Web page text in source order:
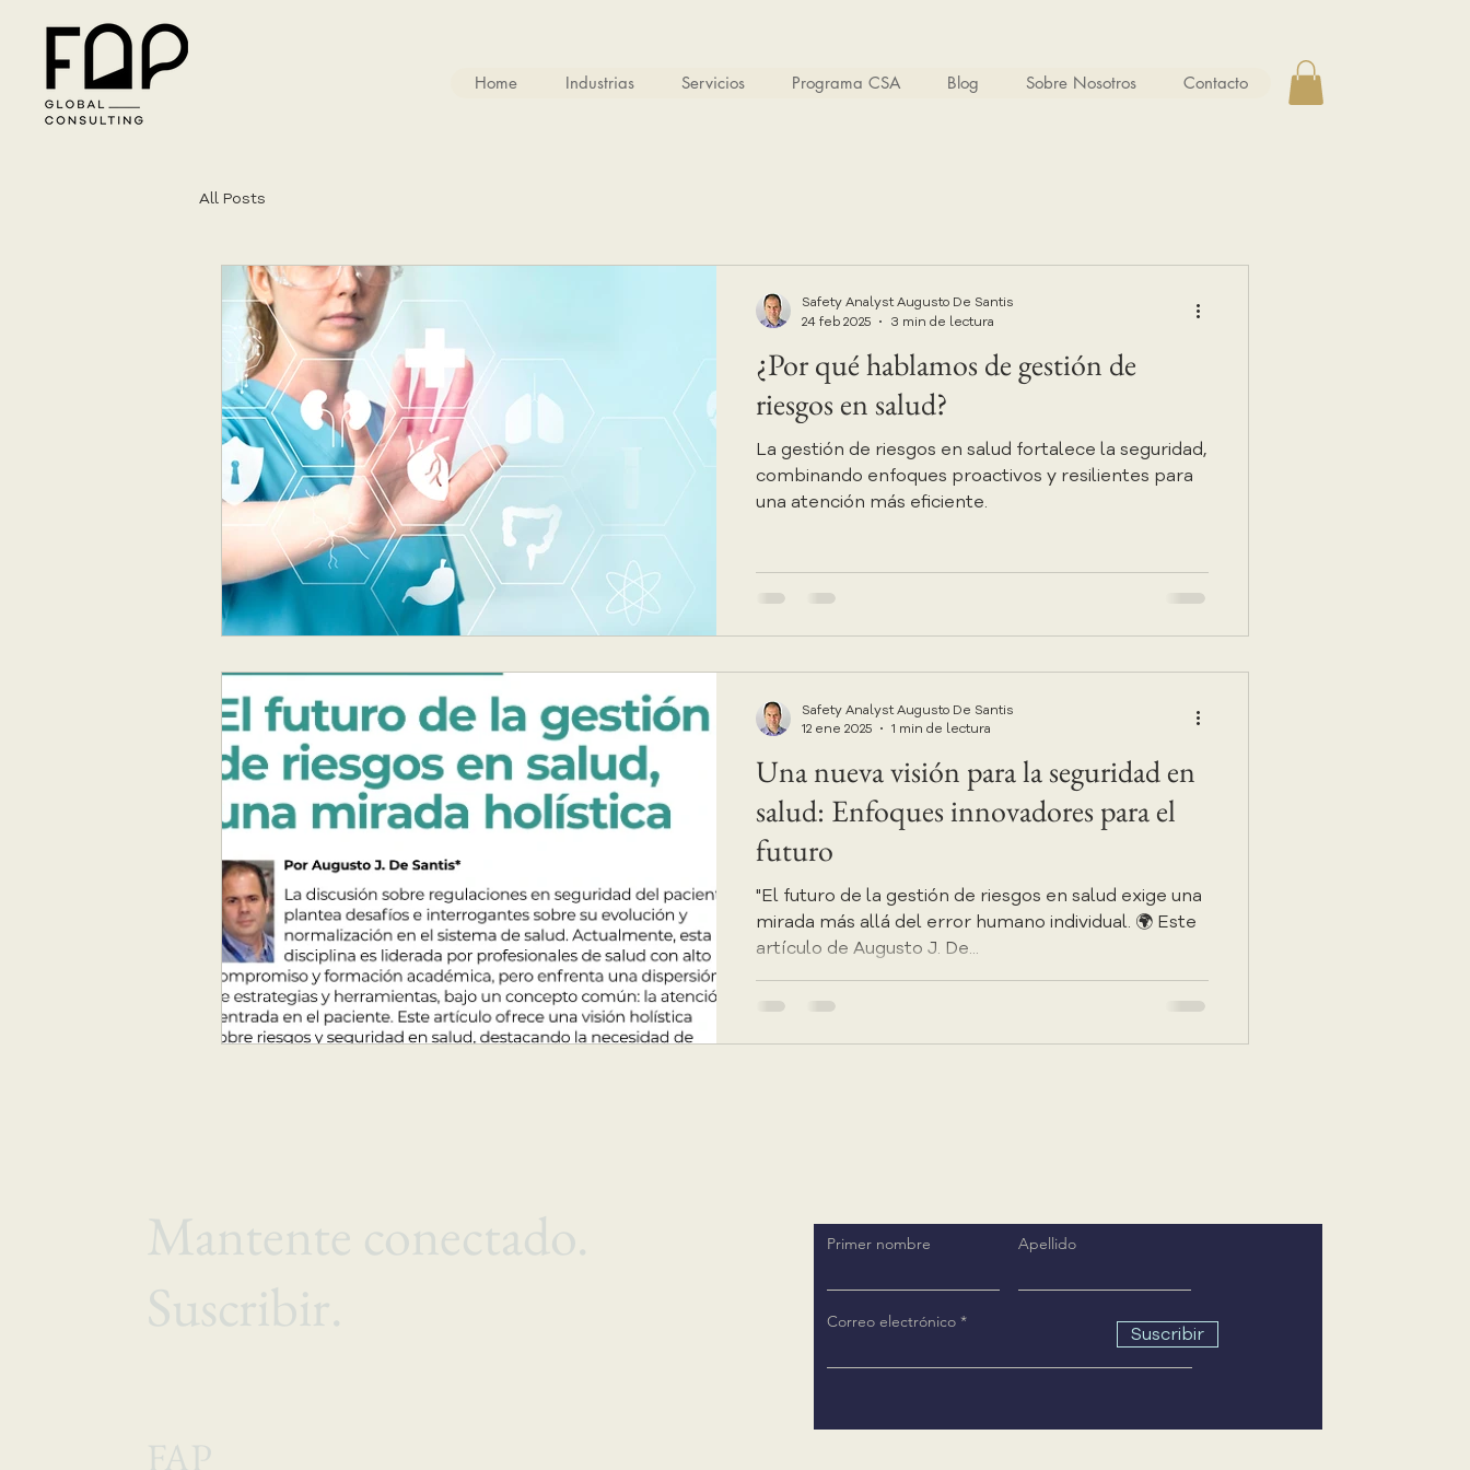
Home Industrias Servicios Programa CSA Blog Sobre Nosotros Contacto
All Posts
¿Por qué hablamos de gestión de
riesgos en salud?
La gestión de riesgos en salud fortalece la seguridad,
combinando enfoques proactivos y resilientes para
una atención más eficiente.
Safety Analyst Augusto De Santis
24 feb 2025
3 min de lectura
Una nueva visión para la seguridad en
salud: Enfoques innovadores para el
futuro
"El futuro de la gestión de riesgos en salud exige una
mirada más allá del error humano individual. 🌍 Este
artículo de Augusto J. De...
Safety Analyst Augusto De Santis
12 ene 2025
1 min de lectura
Mantente conectado.
Suscribir.
FAP
Primer nombre Apellido
Correo electrónico
Suscribir